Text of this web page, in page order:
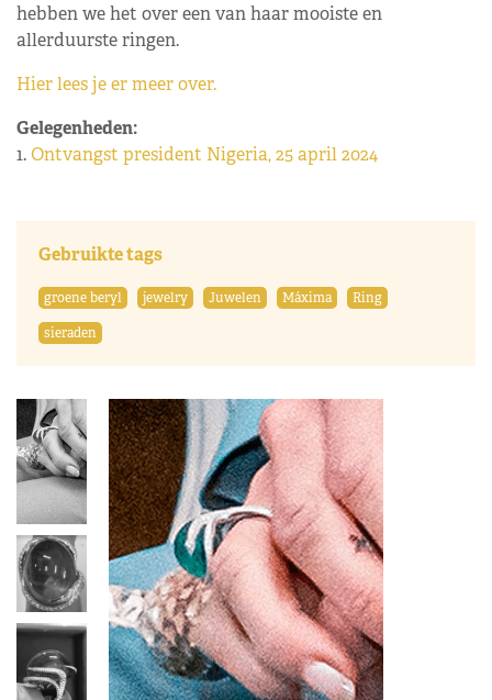
hebben we het over een van haar mooiste en
allerduurste ringen.
Hier lees je er meer over.
Gelegenheden:
1.Ontvangst president Nigeria, 25 april 2024
Gebruikte tags
groene beryl jewelry Juwelen Máxima
Ring
sieraden